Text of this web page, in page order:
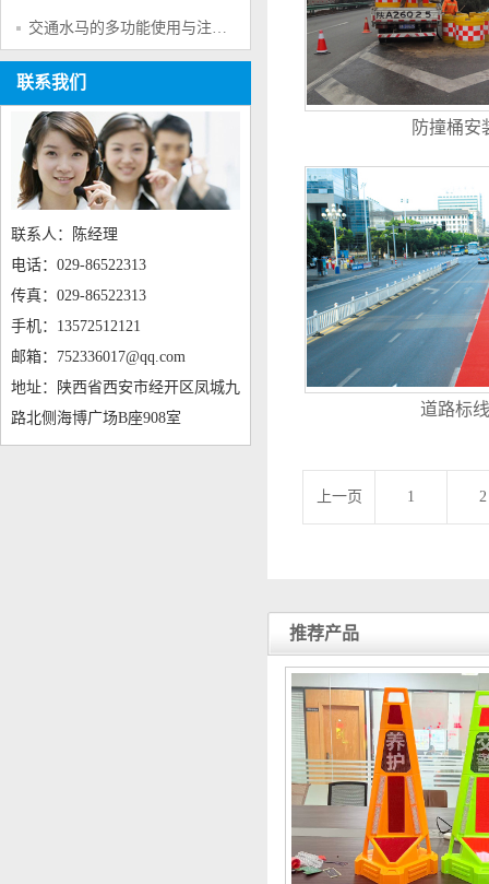
交通水马的多功能使用与注意事项
联系我们
联系人：陈经理
电话：029-86522313
传真：029-86522313
手机：13572512121
邮箱：752336017@qq.com
地址：陕西省西安市经开区凤城九
路北侧海博广场B座908室
防撞桶安
道路标线
上一页 1 2
推荐产品